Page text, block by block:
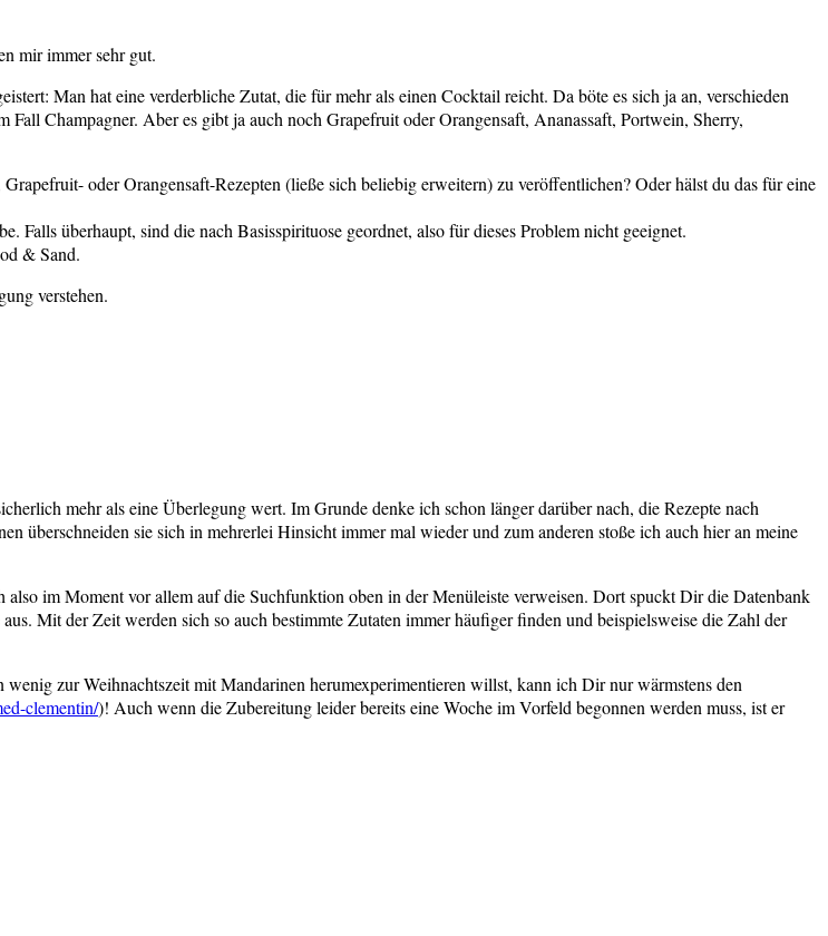
mir immer sehr gut.
Man hat eine verderbliche Zutat, die für mehr als einen Cocktail reicht. Da böte es sich ja an, verschieden
Champagner. Aber es gibt ja auch noch Grapefruit oder Orangensaft, Ananassaft, Portwein, Sherry,
oder Orangensaft-Rezepten (ließe sich beliebig erweitern) zu veröffentlichen? Oder hälst du das für eine
Falls überhaupt, sind die nach Basisspirituose geordnet, also für dieses Problem nicht geeignet.
& Sand.
verstehen.
mehr als eine Überlegung wert. Im Grunde denke ich schon länger darüber nach, die Rezepte nach
überschneiden sie sich in mehrerlei Hinsicht immer mal wieder und zum anderen stoße ich auch hier an meine
im Moment vor allem auf die Suchfunktion oben in der Menüleiste verweisen. Dort spuckt Dir die Datenbank
Mit der Zeit werden sich so auch bestimmte Zutaten immer häufiger finden und beispielsweise die Zahl der
zur Weihnachtszeit mit Mandarinen herumexperimentieren willst, kann ich Dir nur wärmstens den
clementin/)! Auch wenn die Zubereitung leider bereits eine Woche im Vorfeld begonnen werden muss, ist er